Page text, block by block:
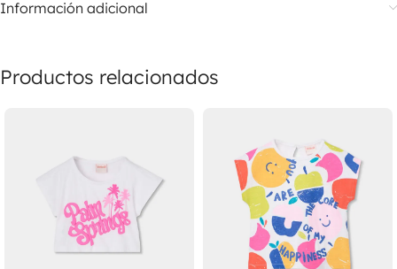
Información adicional
Productos relacionados